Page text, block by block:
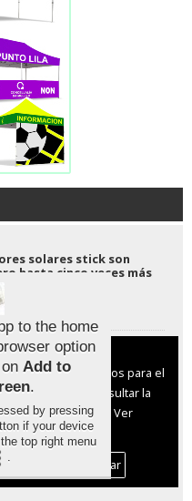
solares stick son
hasta cinco veces más
durante el eclipse
no dañar la retina
ya supone la mitad
laborales y el
su nivel más alto
de cookies:
nuestras y de terceros para el
digital. Puedes consultar la
desconectarlas.
Ver
y Cookies
Personalizar
to the home
option
Add to
.
by pressing
if your device
top right menu
.